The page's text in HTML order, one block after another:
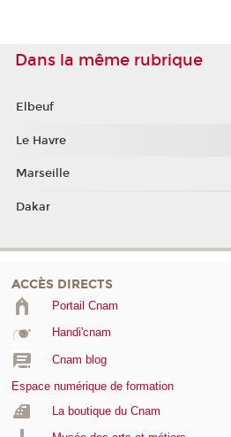
Dans la même rubrique
Elbeuf
Le Havre
Marseille
Dakar
ACCÈS DIRECTS
Portail Cnam
Handi'cnam
Cnam blog
Espace numérique de formation
La boutique du Cnam